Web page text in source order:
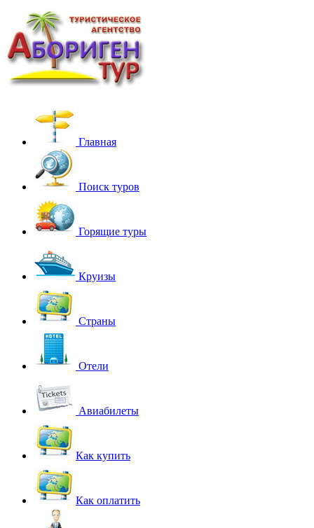
Главная
Поиск туров
Горящие туры
Круизы
Страны
Отели
Авиабилеты
Как купить
Как оплатить